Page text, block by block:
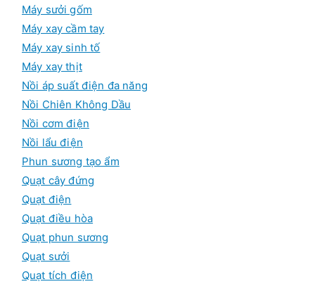
Máy sưởi gốm
Máy xay cầm tay
Máy xay sinh tố
Máy xay thịt
Nồi áp suất điện đa năng
Nồi Chiên Không Dầu
Nồi cơm điện
Nồi lẩu điện
Phun sương tạo ẩm
Quạt cây đứng
Quạt điện
Quạt điều hòa
Quạt phun sương
Quạt sưởi
Quạt tích điện